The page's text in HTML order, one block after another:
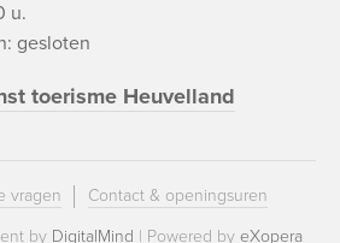
u.
gesloten
toerisme Heuvelland
vragen
Contact & openingsuren
by DigitalMind | Powered by eXopera